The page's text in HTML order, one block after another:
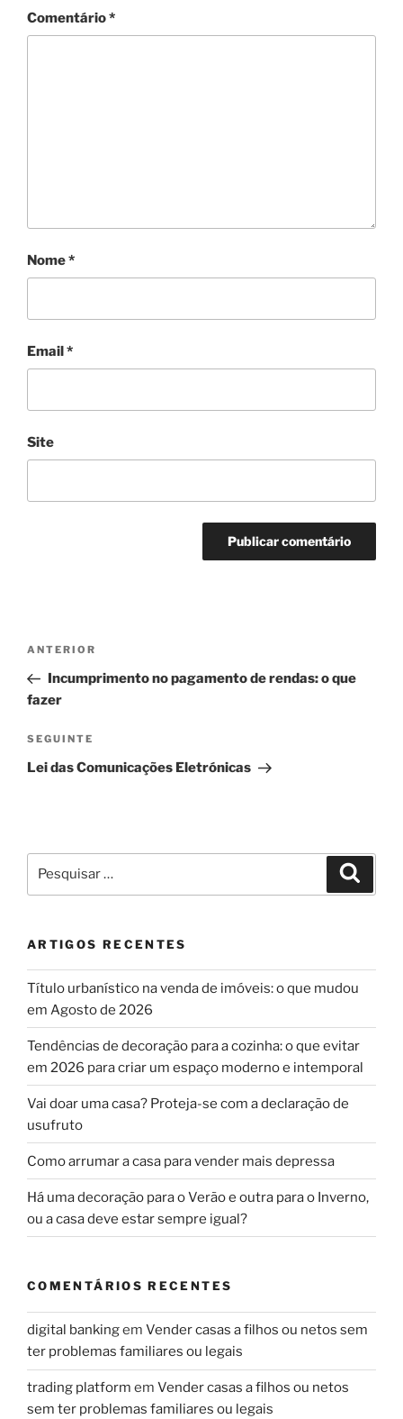
Comentário*
Nome*
Email*
Site
Navegação
artigos
Conteúdo
anterior
ANTERIOR
Incumprimento no pagamento de rendas: o que
fazer
Conteúdo
seguinte
SEGUINTE
Lei das Comunicações Eletrónicas
por:
ARTIGOS RECENTES
Título urbanístico na venda de imóveis: o que mudou
em Agosto de 2026
Tendências de decoração para a cozinha: o que evitar
em 2026 para criar um espaço moderno e intemporal
Vai doar uma casa? Proteja-se com a declaração de
usufruto
Como arrumar a casa para vender mais depressa
Há uma decoração para o Verão e outra para o Inverno,
ou a casa deve estar sempre igual?
COMENTÁRIOS RECENTES
digital bankingem Vender casas a filhos ou netos sem
ter problemas familiares ou legais
trading platform em Vender casas a filhos ou netos
sem ter problemas familiares ou legais